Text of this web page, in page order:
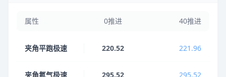
属性 0推进 40推进
夹角平跑极速 220.52 221.96
夹角氮气极速 295.52 295.52